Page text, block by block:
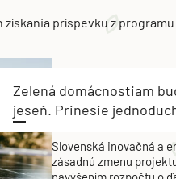
príspevku z
Zelená domácnostiam
jeseň. Prinesie
Slovenská inovačná a
zásadnú zmenu